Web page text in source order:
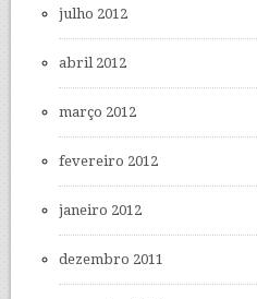
julho 2012
abril 2012
março 2012
fevereiro 2012
janeiro 2012
dezembro 2011